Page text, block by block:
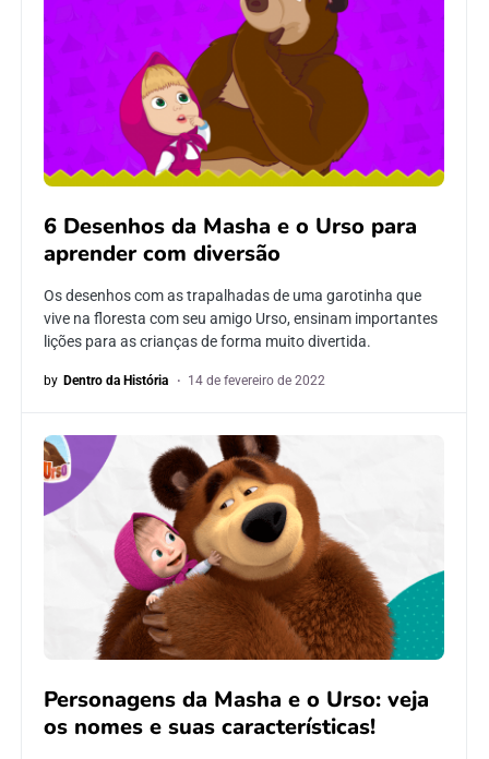
6 Desenhos da Masha e o Urso para
aprender com diversão
Os desenhos com as trapalhadas de uma garotinha que
vive na floresta com seu amigo Urso, ensinam importantes
lições para as crianças de forma muito divertida.
by Dentro da História 14 de fevereiro de 2022
Personagens da Masha e o Urso: veja
os nomes e suas características!